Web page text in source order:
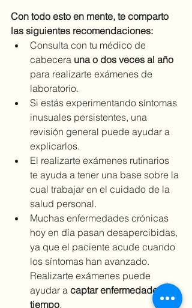
Con todo esto en mente, te comparto
las siguientes recomendaciones:
Consulta con tu médico de
cabecera una o dos veces al año
para realizarte exámenes de
laboratorio.
Si estás experimentando síntomas
inusuales persistentes, una
revisión general puede ayudar a
explicarlos.
El realizarte exámenes rutinarios
te ayuda a tener una base sobre la
cual trabajar en el cuidado de la
salud personal.
Muchas enfermedades crónicas
hoy en día pasan desapercibidas,
ya que el paciente acude cuando
los síntomas han avanzado.
Realizarte exámenes puede
ayudar a captar enfermedades a
tiempo.